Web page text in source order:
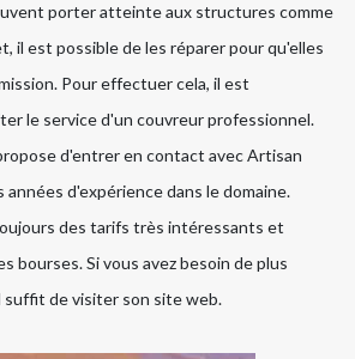
porter atteinte aux structures comme
il est possible de les réparer pour qu'elles
Pour effectuer cela, il est
le service d'un couvreur professionnel.
d'entrer en contact avec Artisan
années d'expérience dans le domaine.
des tarifs très intéressants et
bourses. Si vous avez besoin de plus
suffit de visiter son site web.